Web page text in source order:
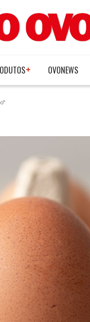
OVONEWS